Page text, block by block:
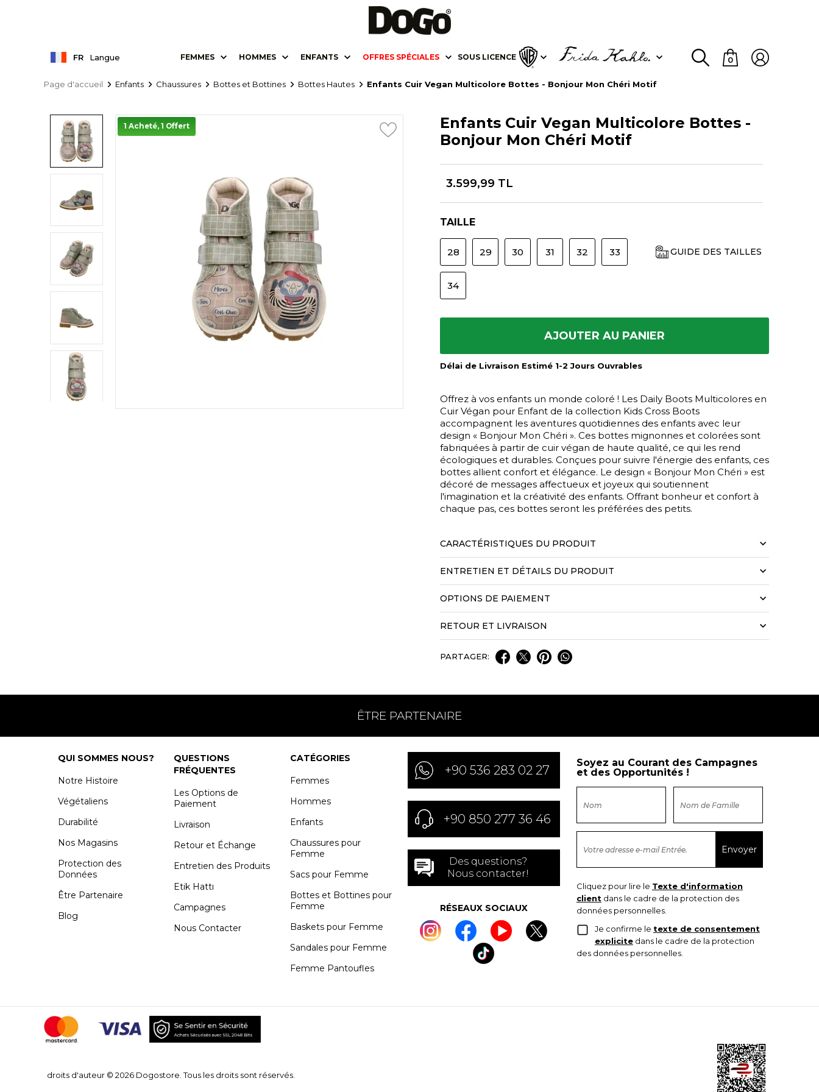
FR Langue FEMMES HOMMES ENFANTS OFFRES SPÉCIALES SOUS LICENCE 0
Page d'accueil Enfants Chaussures Bottes et Bottines Bottes Hautes Enfants Cuir Vegan Multicolore Bottes - Bonjour Mon Chéri Motif
1 Acheté, 1 Offert
Enfants Cuir Vegan Multicolore Bottes -
Bonjour Mon Chéri Motif
3.599,99 TL
TAILLE
28 29 30 31 32 33
34
GUIDE DES TAILLES
AJOUTER AU PANIER
Délai de Livraison Estimé 1-2 Jours Ouvrables
Offrez à vos enfants un monde coloré ! Les Daily Boots Multicolores en
Cuir Végan pour Enfant de la collection Kids Cross Boots
accompagnent les aventures quotidiennes des enfants avec leur
design « Bonjour Mon Chéri ». Ces bottes mignonnes et colorées sont
fabriquées à partir de cuir végan de haute qualité, ce qui les rend
écologiques et durables. Conçues pour suivre l'énergie des enfants, ces
bottes allient confort et élégance. Le design « Bonjour Mon Chéri » est
décoré de messages affectueux et joyeux qui soutiennent
l'imagination et la créativité des enfants. Offrant bonheur et confort à
chaque pas, ces bottes seront les préférées des petits.
CARACTÉRISTIQUES DU PRODUIT
ENTRETIEN ET DÉTAILS DU PRODUIT
OPTIONS DE PAIEMENT
RETOUR ET LIVRAISON
PARTAGER:
ÊTRE PARTENAIRE
QUI SOMMES NOUS?
Notre Histoire
Végétaliens
Durabilité
Nos Magasins
Protection des
Données
Être Partenaire
Blog
QUESTIONS
FRÉQUENTES
Les Options de
Paiement
Livraison
Retour et Échange
Entretien des Produits
Etik Hattı
Campagnes
Nous Contacter
CATÉGORIES
Femmes
Hommes
Enfants
Chaussures pour
Femme
Sacs pour Femme
Bottes et Bottines pour
Femme
Baskets pour Femme
Sandales pour Femme
Femme Pantoufles
+90 536 283 02 27
+90 850 277 36 46
Des questions?
Nous contacter!
RÉSEAUX SOCIAUX
Soyez au Courant des Campagnes
et des Opportunités !
Cliquez pour lire le Texte d'information
clientdans le cadre de la protection des
données personnelles.
Je confirme le texte de consentement
explicitedans le cadre de la protection
des données personnelles.
droits d'auteur © 2026 Dogostore. Tous les droits sont réservés.